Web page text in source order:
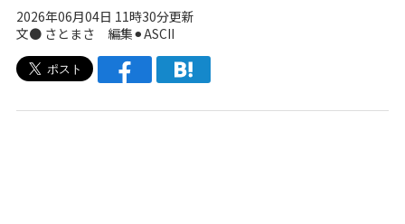
2026年06月04日 11時30分更新
文● さとまさ 編集⚫︎ASCII